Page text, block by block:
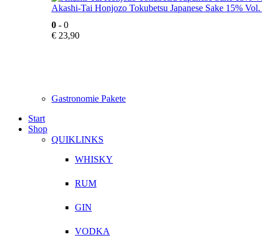
Akashi-Tai Honjozo Tokubetsu Japanese Sake 15%
0 - 0
€ 23,90
Gastronomie Pakete
Start
Shop
QUIKLINKS
WHISKY
RUM
GIN
VODKA